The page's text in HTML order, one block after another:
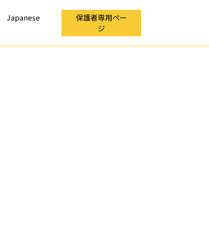
Japanese
保護者専用ペー
ジ